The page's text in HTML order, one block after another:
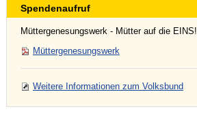
Spendenaufruf
Müttergenesungswerk - Mütter auf die EINS!
Müttergenesungswerk
Weitere Informationen zum Volksbund